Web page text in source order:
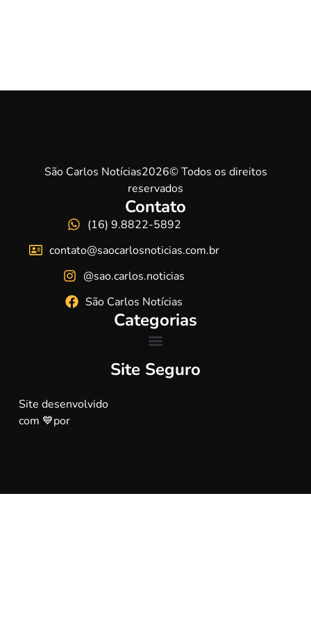
São Carlos Notícias2026© Todos os direitos
reservados
Contato
(16) 9.8822-5892
contato@saocarlosnoticias.com.br
@sao.carlos.noticias
São Carlos Notícias
Categorias
Site Seguro
Site desenvolvido
com 💙por